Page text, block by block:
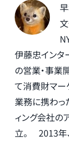
伊藤忠インタ
の営業・事業
て消費財マー
業務に携わっ
ィング会社の
立。 2013年